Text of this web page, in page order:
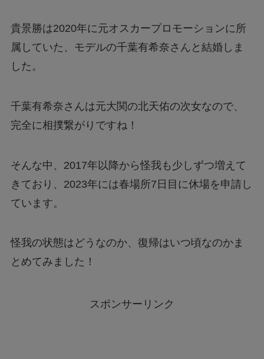
貴景勝は2020年に元オスカープロモーションに所
属していた、モデルの千葉有希奈さんと結婚しま
した。
千葉有希奈さんは元大関の北天佑の次女なので、
完全に相撲繋がりですね！
そんな中、2017年以降から怪我も少しずつ増えて
きており、2023年には春場所7日目に休場を申請し
ています。
怪我の状態はどうなのか、復帰はいつ頃なのかま
とめてみました！
スポンサーリンク